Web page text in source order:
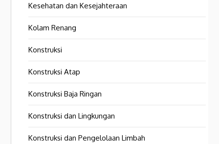
Kesehatan dan Kesejahteraan
Kolam Renang
Konstruksi
Konstruksi Atap
Konstruksi Baja Ringan
Konstruksi dan Lingkungan
Konstruksi dan Pengelolaan Limbah